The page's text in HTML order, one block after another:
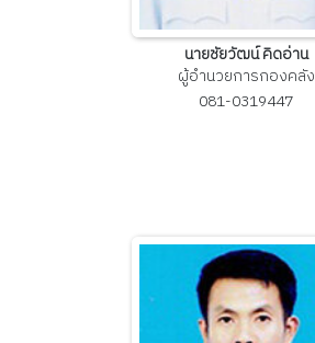
นายชัยวัฒน์ คิดอ่าน
ผู้อำนวยการกองคลัง
081-0319447